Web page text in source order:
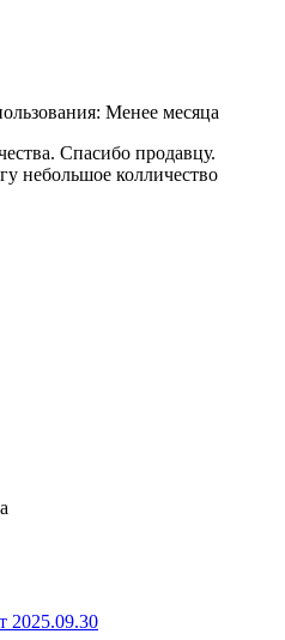
Менее месяца
Спасибо продавцу.
небольшое колличество
2025.09.30